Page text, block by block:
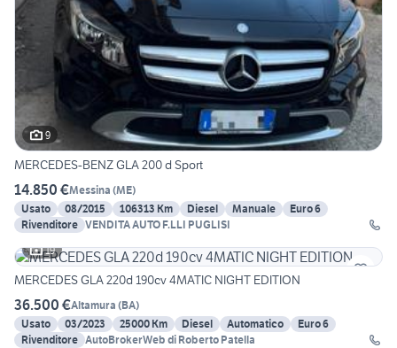
9
MERCEDES-BENZ GLA 200 d Sport
14.850 €Messina (ME)
Usato
08/2015 106313 Km Diesel Manuale
Euro 6
Rivenditore VENDITA AUTO F.LLI PUGLISI
19
MERCEDES GLA 220d 190cv 4MATIC NIGHT EDITION
36.500 €Altamura (BA)
Usato
03/2023 25000 Km Diesel Automatico
Euro 6
Rivenditore AutoBrokerWeb di Roberto Patella